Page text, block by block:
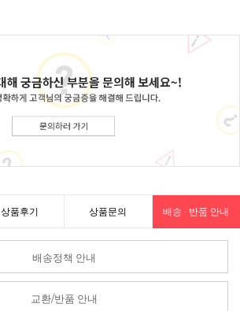
상품후기 상품문의 배송 · 반품 안내
배송정책 안내
교환/반품 안내